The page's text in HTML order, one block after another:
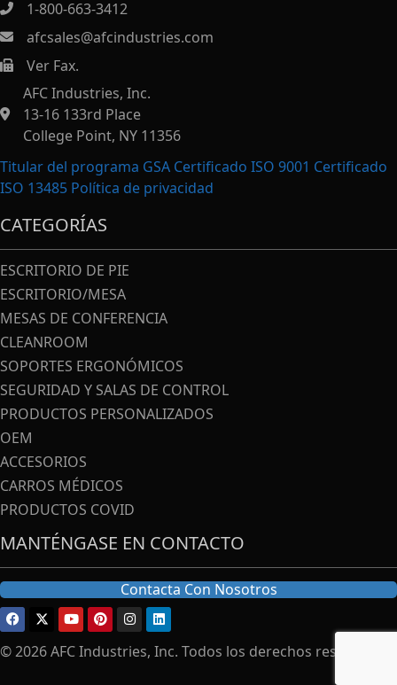
1-800-663-3412
afcsales@afcindustries.com
https://afcindustries.com/contact/#:~:text=Fax
Ver Fax.
AFC Industries, Inc.
13-16 133rd Place
College Point, NY 11356
Titular del programa GSA Certificado ISO 9001 Certificado
ISO 13485 Política de privacidad
CATEGORÍAS
ESCRITORIO DE PIE
ESCRITORIO/MESA
MESAS DE CONFERENCIA
CLEANROOM
SOPORTES ERGONÓMICOS
SEGURIDAD Y SALAS DE CONTROL
PRODUCTOS PERSONALIZADOS
OEM
ACCESORIOS
CARROS MÉDICOS
PRODUCTOS COVID
MANTÉNGASE EN CONTACTO
Contacta Con Nosotros
© 2026 AFC Industries, Inc. Todos los derechos reservados.